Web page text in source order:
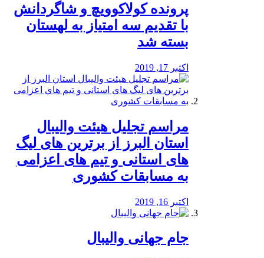
پرونده کولاکوویچ و شاگردانش
با تقدیم سه امتیاز به لهستان
بسته شد
اکتبر 17, 2019
مراسم تجلیل هیئت والیبال
استان البرز از برترین های لیگ
های استانی و تیم های اعزامی
به مسابقات کشوری
اکتبر 16, 2019
جام جهانی والیبال